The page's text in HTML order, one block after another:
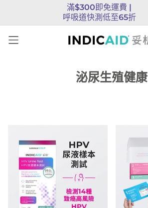
滿$300即免運費 |
呼吸道快測低至65折
泌尿生殖健康